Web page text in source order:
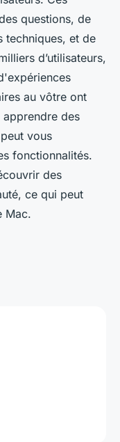
questions, de
techniques, et de
d’utilisateurs,
au vôtre ont
apprendre des
vous
fonctionnalités.
des
ce qui peut
Mac.